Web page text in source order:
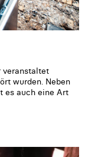
veranstaltet
wurden. Neben
es auch eine Art